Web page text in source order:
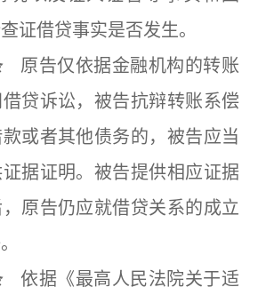
证借贷事实是否发生。
原告仅依据金融机构的转账
贷诉讼，被告抗辩转账系偿
或者其他债务的，被告应当
据证明。被告提供相应证据
原告仍应就借贷关系的成立
依据《最高人民法院关于适